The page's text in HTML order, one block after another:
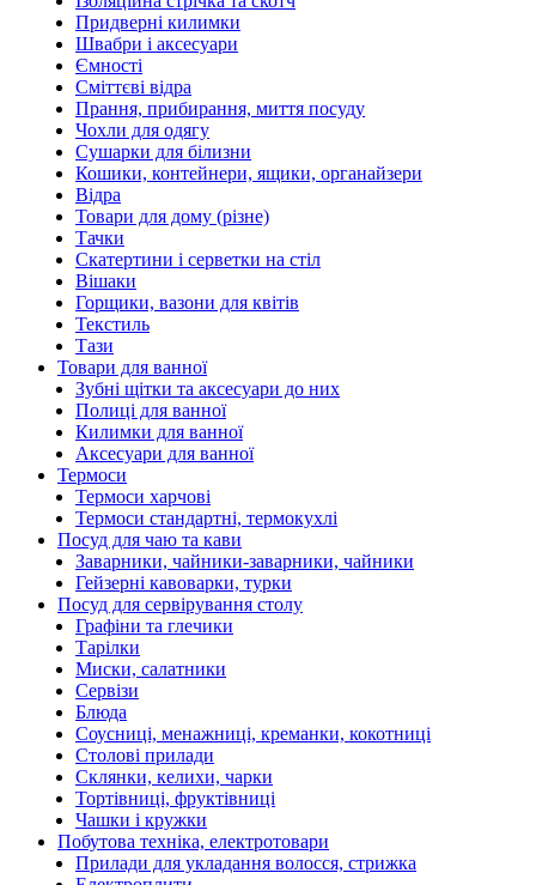
Придверні килимки
Швабри і аксесуари
Ємності
Сміттєві відра
Прання, прибирання, миття посуду
Чохли для одягу
Сушарки для білизни
Кошики, контейнери, ящики, органайзери
Відра
Товари для дому (різне)
Тачки
Скатертини і серветки на стіл
Вішаки
Горщики, вазони для квітів
Текстиль
Тази
Товари для ванної
Зубні щітки та аксесуари до них
Полиці для ванної
Килимки для ванної
Аксесуари для ванної
Термоси
Термоси харчові
Термоси стандартні, термокухлі
Посуд для чаю та кави
Заварники, чайники-заварники, чайники
Гейзерні кавоварки, турки
Посуд для сервірування столу
Графіни та глечики
Тарілки
Миски, салатники
Сервізи
Блюда
Соусниці, менажниці, креманки, кокотниці
Столові прилади
Склянки, келихи, чарки
Тортівниці, фруктівниці
Чашки і кружки
Побутова техніка, електротовари
Прилади для укладання волосся, стрижка